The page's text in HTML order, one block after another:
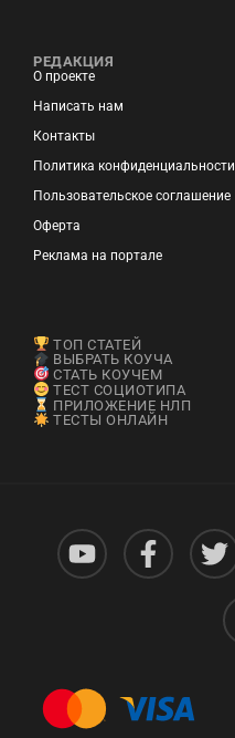
РЕДАКЦИЯ
О проекте
Написать нам
Контакты
Политика конфиденциальности
Пользовательское соглашение
Оферта
Реклама на портале
ТОП СТАТЕЙ
ВЫБРАТЬ КОУЧА
СТАТЬ КОУЧЕМ
ТЕСТ СОЦИОТИПА
ПРИЛОЖЕНИЕ НЛП
ТЕСТЫ ОНЛАЙН